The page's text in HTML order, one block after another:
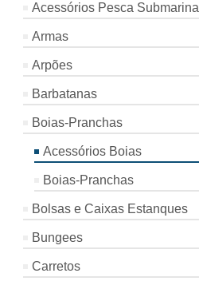
Acessórios Pesca Submarina
Armas
Arpões
Barbatanas
Boias-Pranchas
Acessórios Boias
Boias-Pranchas
Bolsas e Caixas Estanques
Bungees
Carretos